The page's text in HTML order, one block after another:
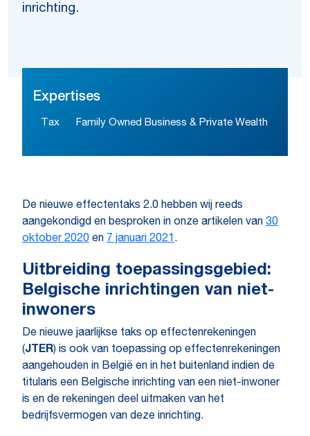
inrichting.
Expertises
Tax Family Owned Business & Private Wealth
De nieuwe effectentaks 2.0 hebben wij reeds
aangekondigd en besproken in onze artikelen van 30
oktober 2020 en 7 januari 2021.
Uitbreiding toepassingsgebied:
Belgische inrichtingen van niet-
inwoners
De nieuwe jaarlijkse taks op effectenrekeningen
(JTER) is ook van toepassing op effectenrekeningen
aangehouden in België en in het buitenland indien de
titularis een Belgische inrichting van een niet-inwoner
is en de rekeningen deel uitmaken van het
bedrijfsvermogen van deze inrichting.